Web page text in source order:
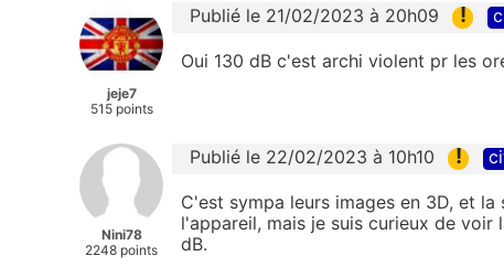
jeje7
515 points
Publié le 21/02/2023 à 20h09 !
Oui 130 dB c'est archi violent pr les
Nini78
2248 points
Publié le 22/02/2023 à 10h10 !
C'est sympa leurs images en 3D, et
l'appareil, mais je suis curieux de
dB.